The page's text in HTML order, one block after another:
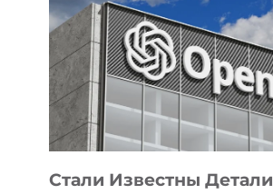
ЗАДАЧИ
ПО
РАЗВИТИЮ
ЭКОСИСТЕМЫ
ИСКУССТВЕННОГО
ИНТЕЛЛЕКТА
Стали Известны Детали